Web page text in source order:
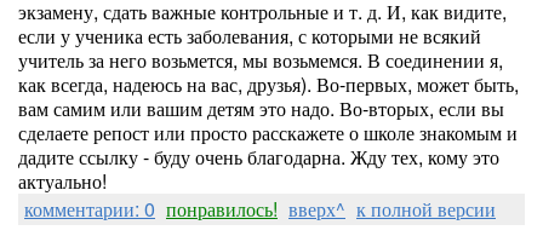
экзамену, сдать важные контрольные и т. д. И, как видите,
если у ученика есть заболевания, с которыми не всякий
учитель за него возьмется, мы возьмемся. В соединении я,
как всегда, надеюсь на вас, друзья). Во-первых, может быть,
вам самим или вашим детям это надо. Во-вторых, если вы
сделаете репост или просто расскажете о школе знакомым и
дадите ссылку - буду очень благодарна. Жду тех, кому это
актуально!
комментарии: 0 понравилось! вверх^ к полной версии